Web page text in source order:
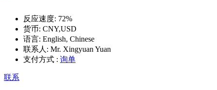
反应速度: 72%
货币: CNY,USD
语言: English, Chinese
联系人: Mr. Xingyuan Yuan
支付方式 : 询单
联系